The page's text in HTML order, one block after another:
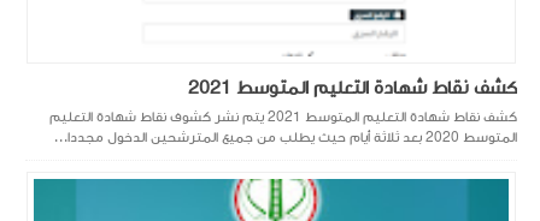
كشف نقاط شهادة التعليم المتوسط 2021
كشف نقاط شهادة التعليم المتوسط 2021 يتم نشر كشوف نقاط شهادة التعليم
المتوسط 2020 بعد ثلاثة أيام حيث يطلب من جميع المترشحين الدخول مجددا...